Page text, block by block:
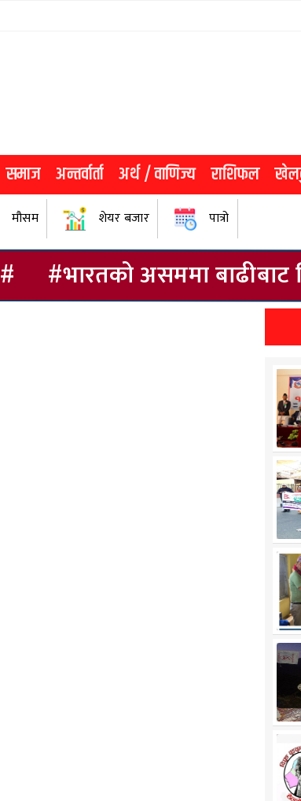
समाज अन्तर्वार्ता अर्थ / वाणिज्य राशिफल
मौसम शेयर बजार पात्रो
#भारतको असममा बाढीबाट